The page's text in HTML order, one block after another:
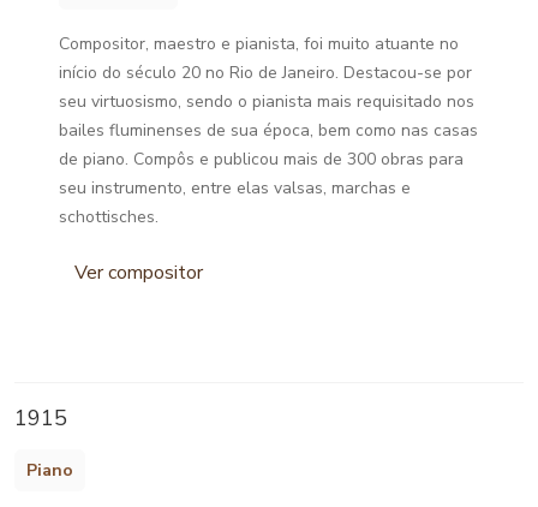
Compositor, maestro e pianista, foi muito atuante no
início do século 20 no Rio de Janeiro. Destacou-se por
seu virtuosismo, sendo o pianista mais requisitado nos
bailes fluminenses de sua época, bem como nas casas
de piano. Compôs e publicou mais de 300 obras para
seu instrumento, entre elas valsas, marchas e
schottisches.
Ver compositor
1915
Piano